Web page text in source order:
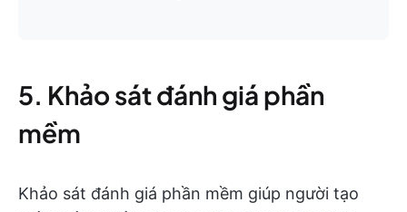
5. Khảo sát đánh giá phần
mềm
Khảo sát đánh giá phần mềm giúp người tạo